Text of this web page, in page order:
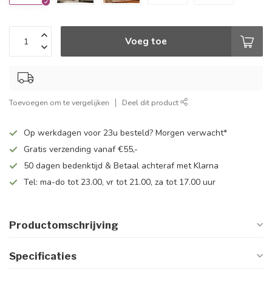
Voeg toe
Toevoegen om te vergelijken Deel dit product
Op werkdagen voor 23u besteld? Morgen verwacht*
Gratis verzending vanaf €55,-
50 dagen bedenktijd & Betaal achteraf met Klarna
Tel: ma-do tot 23.00, vr tot 21.00, za tot 17.00 uur
Productomschrijving
Specificaties